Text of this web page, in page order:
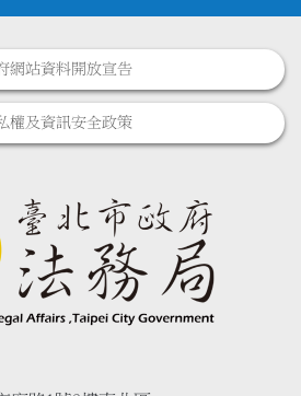
網站資料開放宣告
權及資訊安全政策